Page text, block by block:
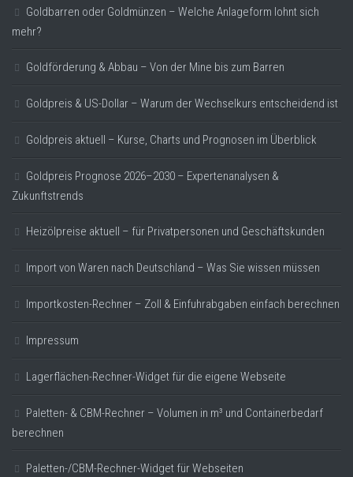
Goldbarren oder Goldmünzen – Welche Anlageform lohnt sich
mehr?
Goldförderung & Abbau – Von der Mine bis zum Barren
Goldpreis & US-Dollar – Warum der Wechselkurs entscheidend ist
Goldpreis aktuell – Kurse, Charts und Prognosen im Überblick
Goldpreis Prognose 2026–2030 – Expertenanalysen &
Zukunftstrends
Heizölpreise aktuell – für Privatpersonen und Geschäftskunden
Import von Waren nach Deutschland – Was Sie wissen müssen
Importkosten-Rechner – Zoll & Einfuhrabgaben einfach berechnen
Impressum
Lagerflächen-Rechner-Widget für die eigene Webseite
Paletten- & CBM-Rechner – Volumen in m³ und Containerbedarf
berechnen
Paletten-/CBM-Rechner-Widget für Webseiten